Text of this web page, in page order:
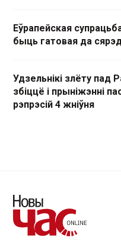
Еўрапейская
быць гатовая да
Удзельнікі злёту пад
збіццё і прыніжэнні
рэпрэсій 4 жніўня